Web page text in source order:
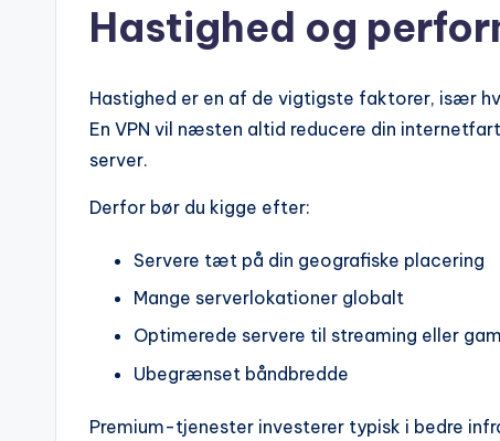
Hastighed og
Hastighed er en af de vigtigste faktorer, især
En VPN vil næsten altid reducere din
server.
Derfor bør du kigge efter:
Servere tæt på din geografiske placering
Mange serverlokationer globalt
Optimerede servere til streaming eller
Ubegrænset båndbredde
Premium-tjenester investerer typisk i bedre